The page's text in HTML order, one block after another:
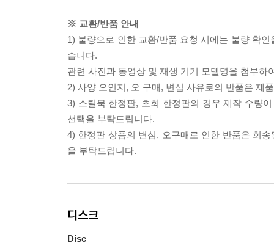
※ 교환/반품 안내
1) 불량으로 인한 교환/반품 요청 시에는 불량 확
습니다.
관련 사진과 동영상 및 재생 기기 모델명을 첨부하
2) 사양 오인지, 오 구매, 변심 사유로의 반품은 제
3) 스틸북 한정판, 초회 한정판의 경우 제작 수량
선택을 부탁드립니다.
4) 한정판 상품의 변심, 오구매로 인한 반품은 회
을 부탁드립니다.
디스크
Disc